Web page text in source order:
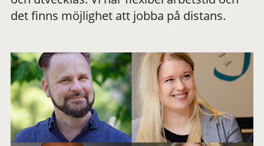
flexibel
det finns möjlighet att jobba på distans.